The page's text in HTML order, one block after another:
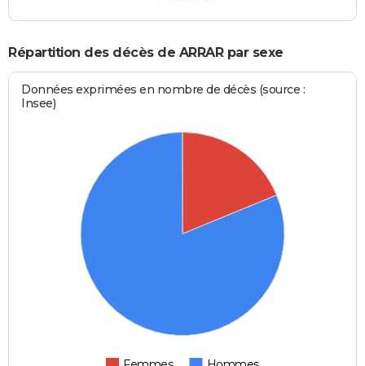
Répartition des décès de ARRAR par sexe
Données exprimées en nombre de décès (source :
Insee)